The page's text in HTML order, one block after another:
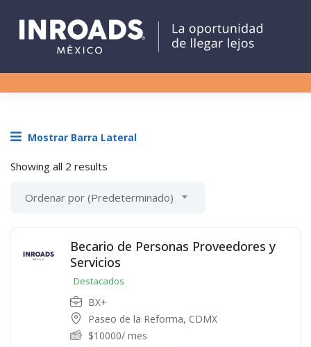
Mostrar Barra Lateral
Showing all 2 results
Ordenar por (Predeterminado)
Becario de Personas Proveedores y
Servicios
Destacados
BX+
Paseo de la Reforma, CDMX
$10000/ mes